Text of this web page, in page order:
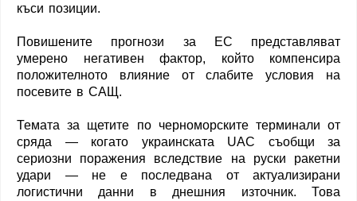
къси позиции.
Повишените прогнози за ЕС представляват
умерено негативен фактор, който компенсира
положителното влияние от слабите условия на
посевите в САЩ.
Темата за щетите по черноморските терминали от
сряда — когато украинската UAC съобщи за
сериозни поражения вследствие на руски ракетни
удари — не е последвана от актуализирани
логистични данни в днешния източник. Това